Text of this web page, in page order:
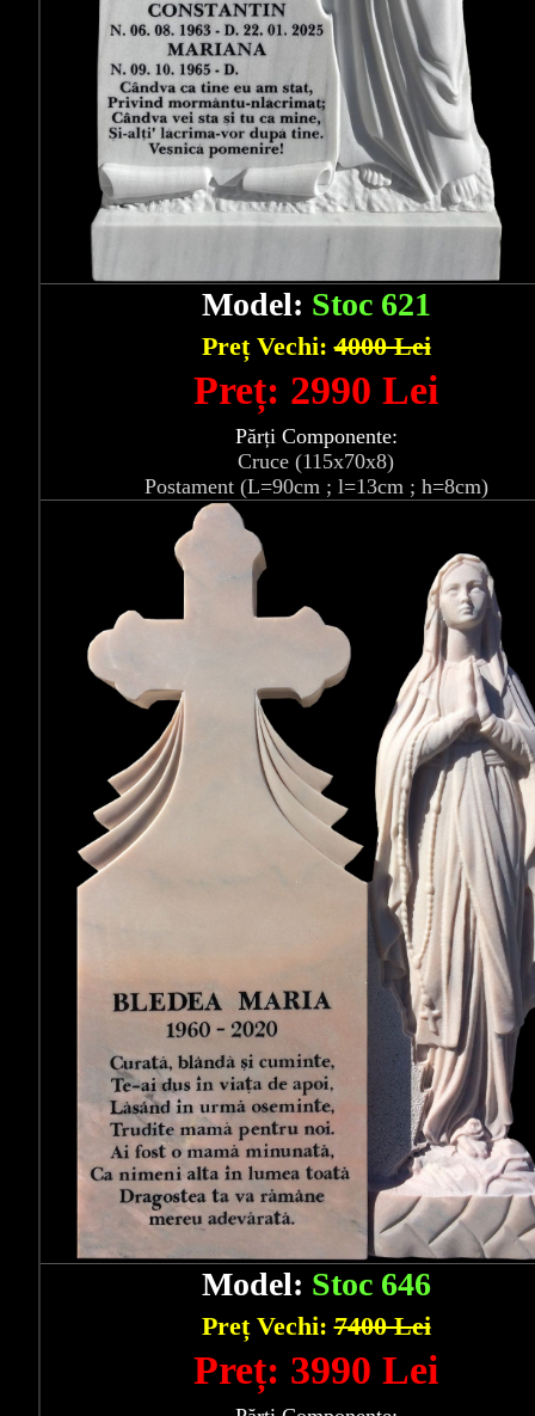
Model: Stoc 621
Preț Vechi:4000 Lei
Preț: 2990 Lei
Părți Componente:
Cruce (115x70x8)
Postament (L=90cm ; l=13cm ; h=8cm)
Model: Stoc 646
Preț Vechi:7400 Lei
Preț: 3990 Lei